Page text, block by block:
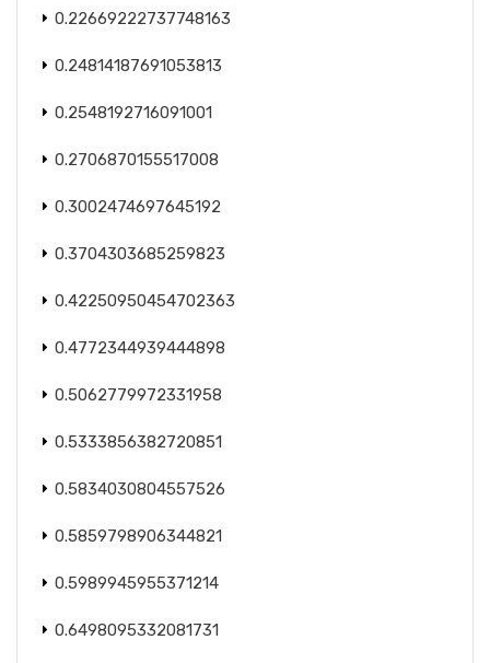
0.22669222737748163
0.24814187691053813
0.2548192716091001
0.2706870155517008
0.3002474697645192
0.3704303685259823
0.42250950454702363
0.4772344939444898
0.5062779972331958
0.5333856382720851
0.5834030804557526
0.5859798906344821
0.5989945955371214
0.6498095332081731